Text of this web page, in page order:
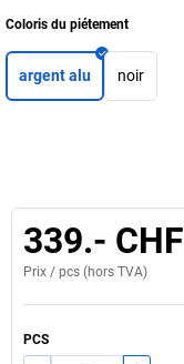
Coloris du piétement
argent alu noir
339.- CHF
Prix / pcs (hors TVA)
PCS